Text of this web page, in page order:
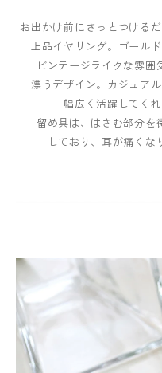
お出かけ前にさっとつける
上品イヤリング。ゴール
ビンテージライクな雰囲
漂うデザイン。カジュア
幅広く活躍してく
留め具は、はさむ部分を
しており、耳が痛くな